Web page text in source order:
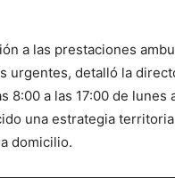
a las prestaciones
urgentes, detalló la
8:00 a las 17:00 de
una estrategia
domicilio.